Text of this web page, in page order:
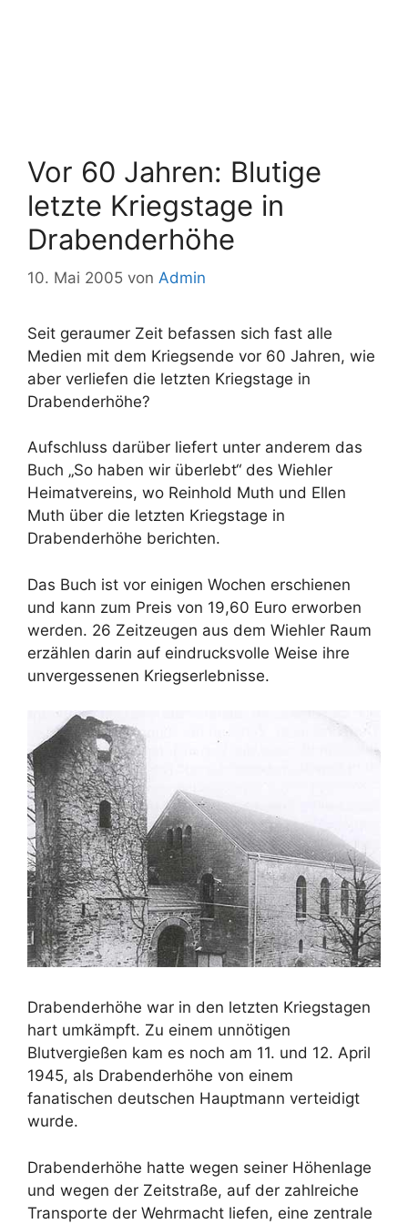
Vor 60 Jahren: Blutige
letzte Kriegstage in
Drabenderhöhe
10. Mai 2005 von Admin
Seit geraumer Zeit befassen sich fast alle
Medien mit dem Kriegsende vor 60 Jahren, wie
aber verliefen die letzten Kriegstage in
Drabenderhöhe?
Aufschluss darüber liefert unter anderem das
Buch „So haben wir überlebt“ des Wiehler
Heimatvereins, wo Reinhold Muth und Ellen
Muth über die letzten Kriegstage in
Drabenderhöhe berichten.
Das Buch ist vor einigen Wochen erschienen
und kann zum Preis von 19,60 Euro erworben
werden. 26 Zeitzeugen aus dem Wiehler Raum
erzählen darin auf eindrucksvolle Weise ihre
unvergessenen Kriegserlebnisse.
Drabenderhöhe war in den letzten Kriegstagen
hart umkämpft. Zu einem unnötigen
Blutvergießen kam es noch am 11. und 12. April
1945, als Drabenderhöhe von einem
fanatischen deutschen Hauptmann verteidigt
wurde.
Drabenderhöhe hatte wegen seiner Höhenlage
und wegen der Zeitstraße, auf der zahlreiche
Transporte der Wehrmacht liefen, eine zentrale